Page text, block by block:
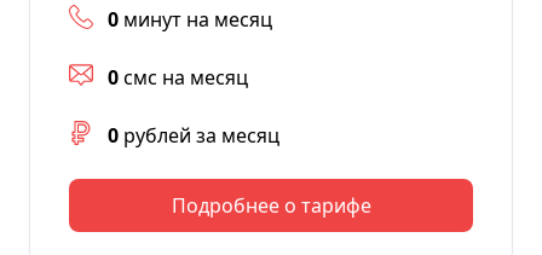
0 минут на месяц
0смс на месяц
0 рублей за месяц
Подробнее о тарифе